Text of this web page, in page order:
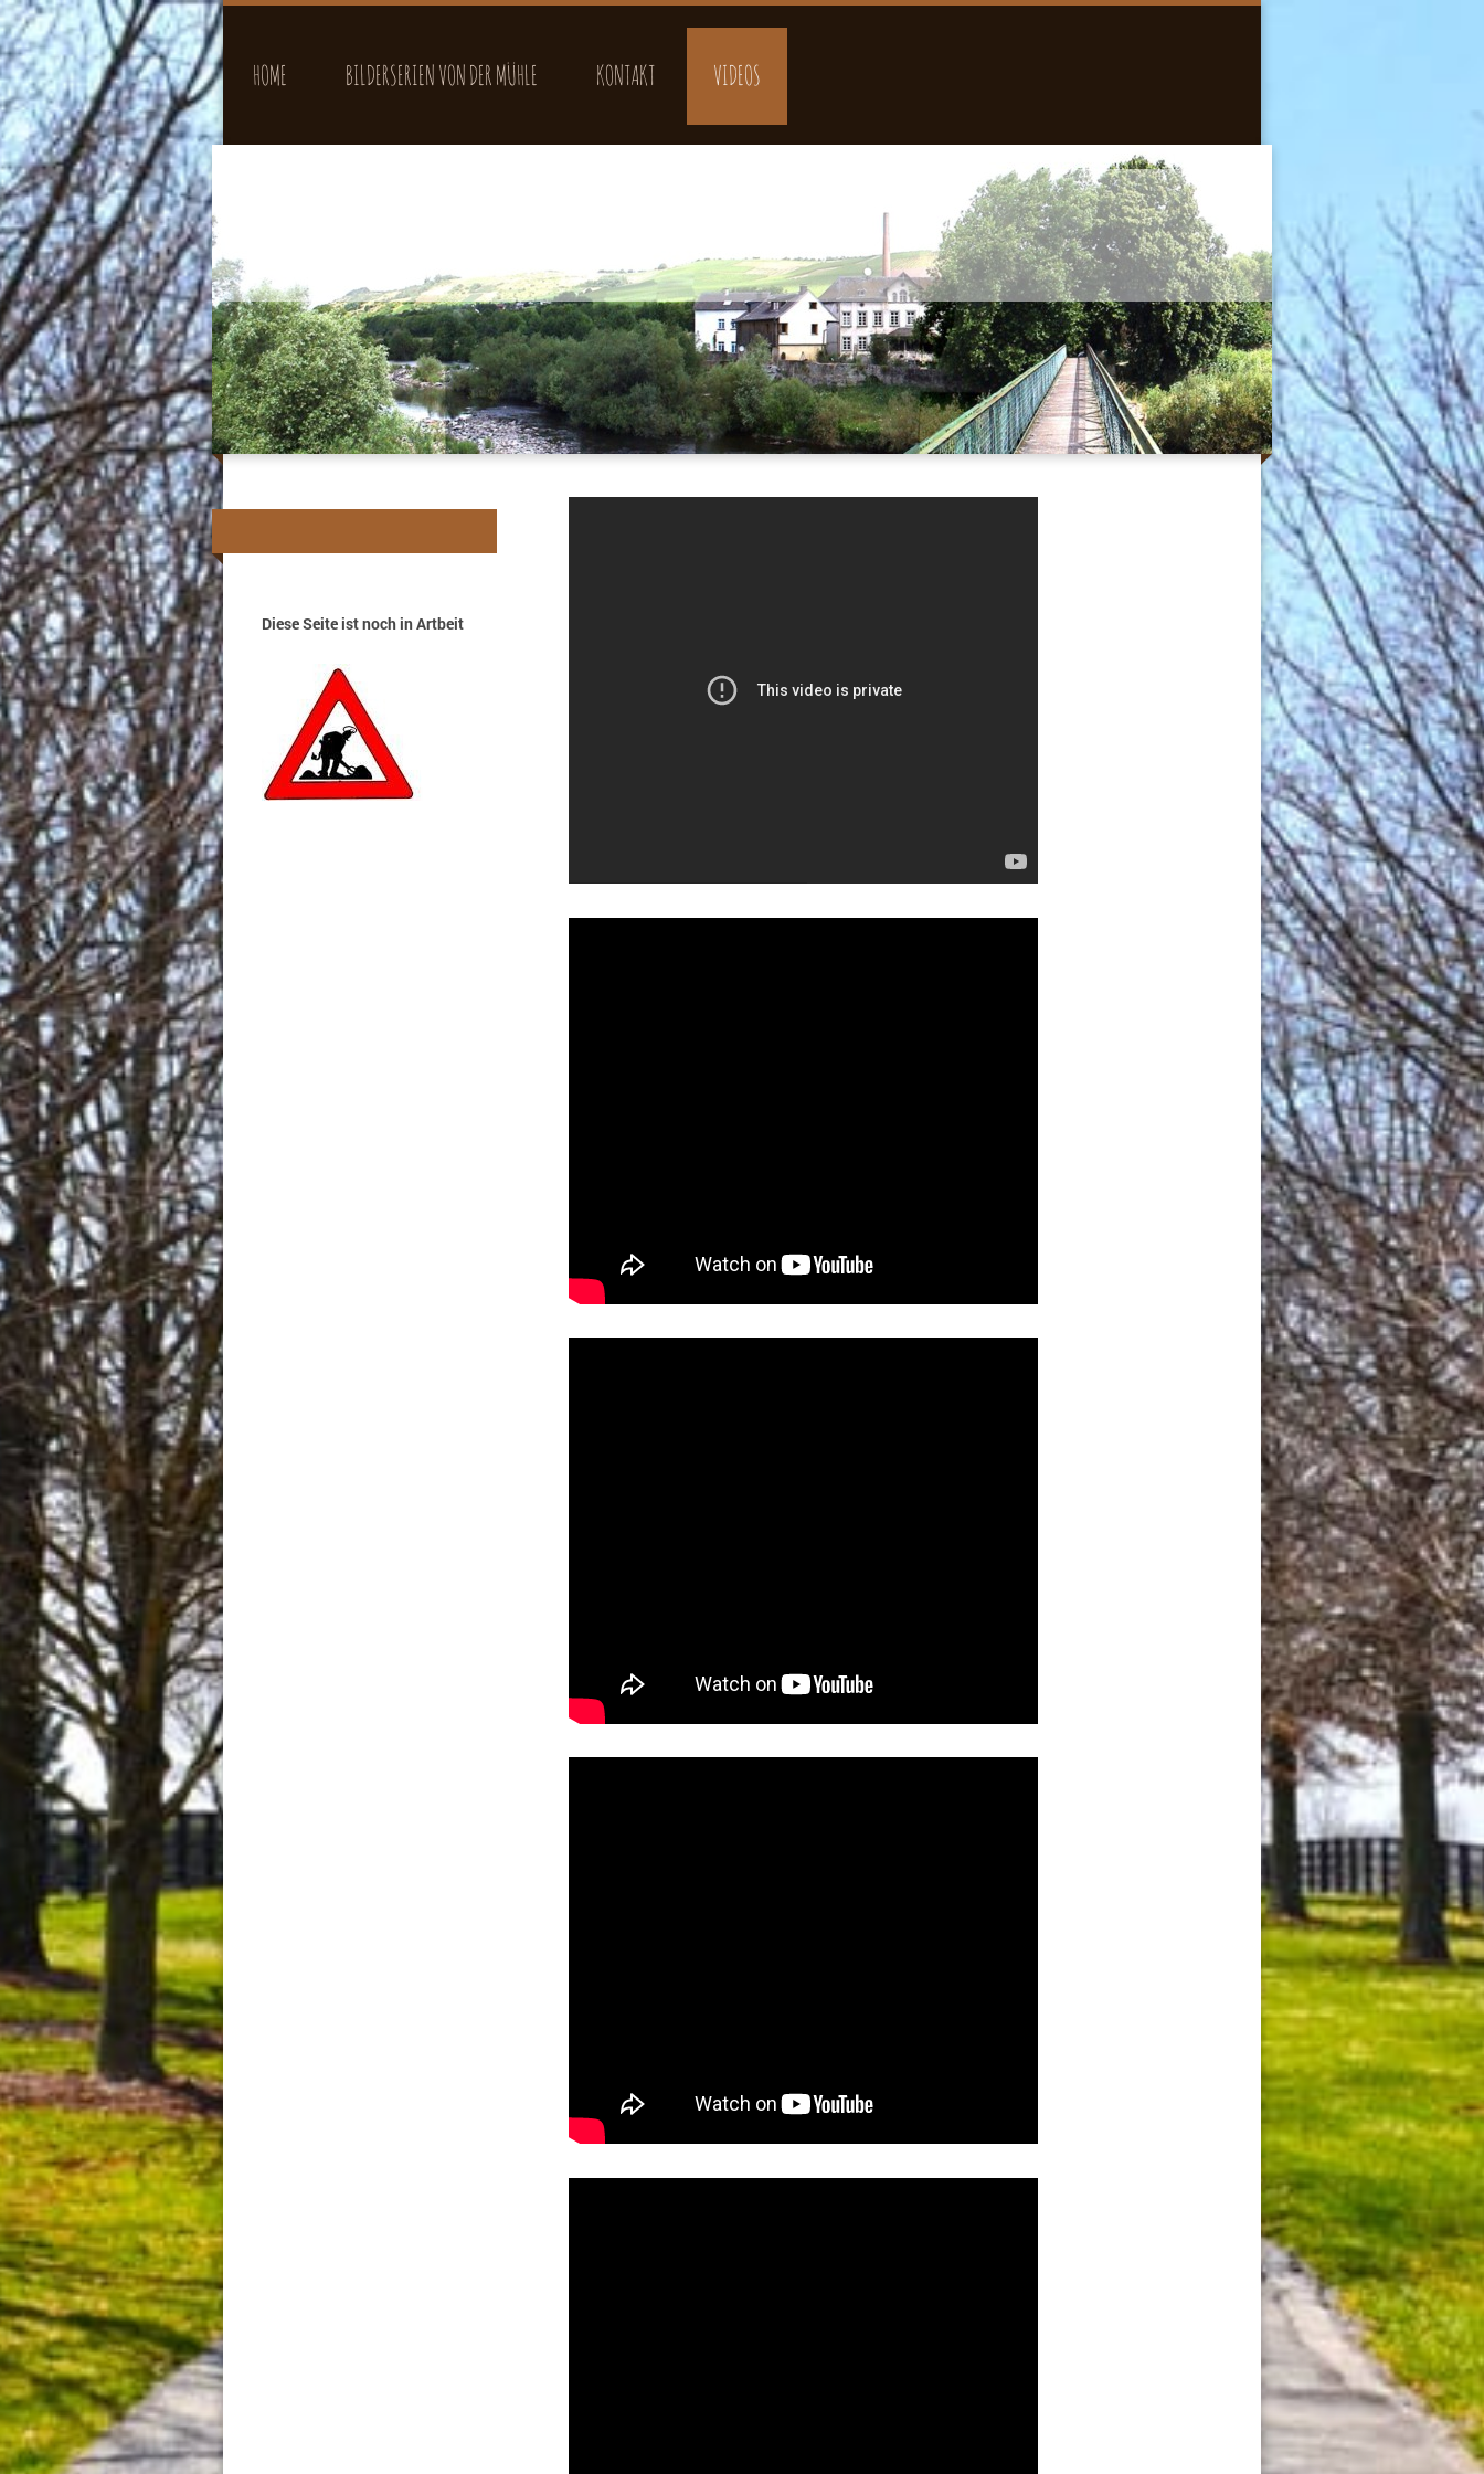
HOME BILDERSERIEN VON DER MÜHLE KONTAKT VIDEOS
Diese Seite ist noch in Artbeit